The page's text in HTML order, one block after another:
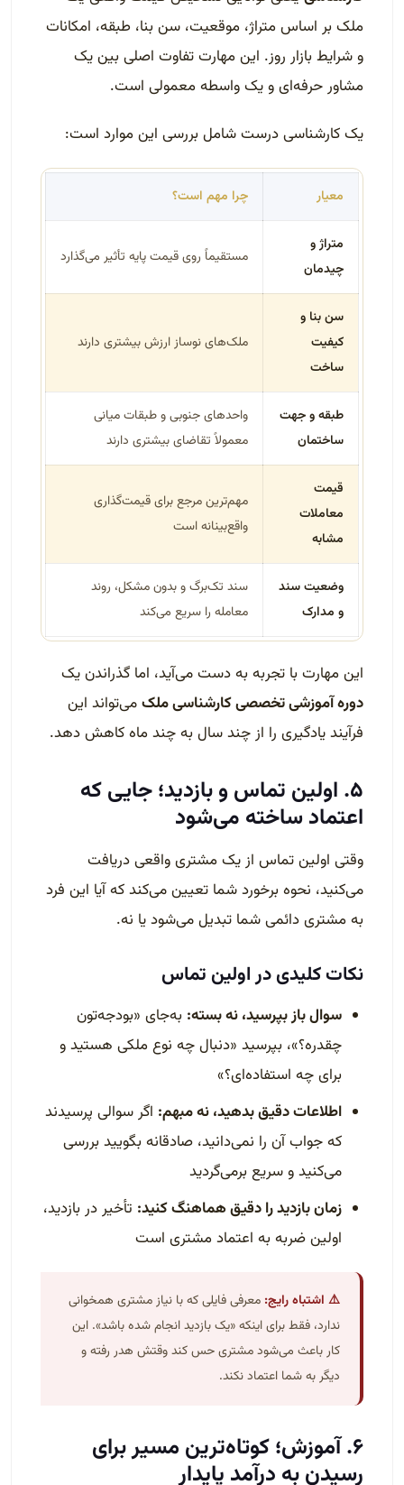
ملک بر اساس متراژ، موقعیت، سن بنا، طبقه، امکانات
و شرایط بازار روز. این مهارت تفاوت اصلی بین یک
مشاور حرفه‌ای و یک واسطه معمولی است.
یک کارشناسی درست شامل بررسی این موارد است:
معیار چرا مهم است؟
متراژ و
چیدمان
مستقیماً روی قیمت پایه تأثیر می‌گذارد
سن بنا و
کیفیت
ساخت
ملک‌های نوساز ارزش بیشتری دارند
طبقه و جهت
ساختمان
واحدهای جنوبی و طبقات میانی
معمولاً تقاضای بیشتری دارند
قیمت
معاملات
مشابه
مهم‌ترین مرجع برای قیمت‌گذاری
واقع‌بینانه است
وضعیت سند
و مدارک
سند تک‌برگ و بدون مشکل، روند
معامله را سریع می‌کند
این مهارت با تجربه به دست می‌آید، اما گذراندن یک
دوره آموزشی تخصصی کارشناسی ملکمی‌تواند این
فرآیند یادگیری را از چند سال به چند ماه کاهش دهد.
۵. اولین تماس و بازدید؛ جایی که
اعتماد ساخته می‌شود
وقتی اولین تماس از یک مشتری واقعی دریافت
می‌کنید، نحوه برخورد شما تعیین می‌کند که آیا این فرد
به مشتری دائمی شما تبدیل می‌شود یا نه.
نکات کلیدی در اولین تماس
سوال باز بپرسید، نه بسته: به‌جای «بودجه‌تون
چقدره؟»، بپرسید «دنبال چه نوع ملکی هستید و
برای چه استفاده‌ای؟»
اطلاعات دقیق بدهید، نه مبهم: اگر سوالی پرسیدند
که جواب آن را نمی‌دانید، صادقانه بگویید بررسی
می‌کنید و سریع برمی‌گردید
زمان بازدید را دقیق هماهنگ کنید: تأخیر در بازدید،
اولین ضربه به اعتماد مشتری است
⚠️ اشتباه رایج: معرفی فایلی که با نیاز مشتری همخوانی
ندارد، فقط برای اینکه «یک بازدید انجام شده باشد». این
کار باعث می‌شود مشتری حس کند وقتش هدر رفته و
دیگر به شما اعتماد نکند.
۶. آموزش؛ کوتاه‌ترین مسیر برای
رسیدن به درآمد پایدار